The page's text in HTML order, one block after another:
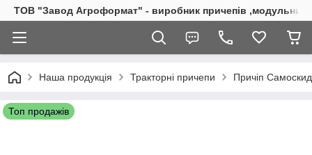
ТОВ "Завод Агроформат" - виробник причепів ,модульних
Наша продукція Тракторні причепи Причіп
Топ продажів